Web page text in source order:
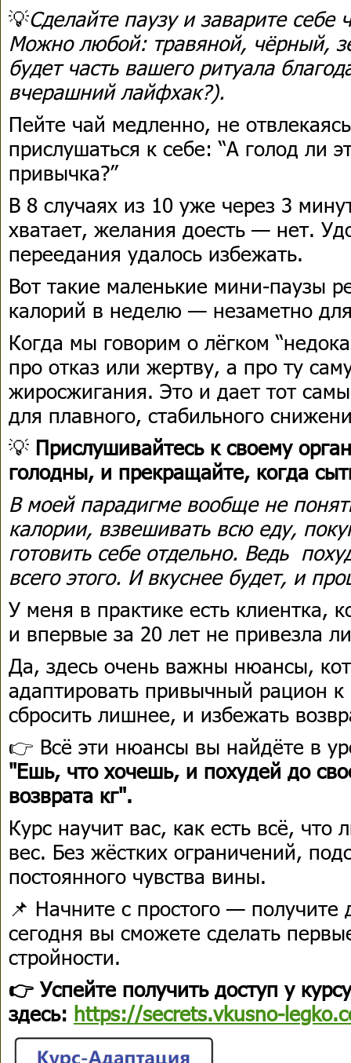
💡Сделайте паузу и заварите себе
Можно любой: травяной, чёрный,
будет часть вашего ритуала
вчерашний лайфхак?).
Пейте чай медленно, не
прислушаться к себе: “А голод ли
привычка?”
В 8 случаях из 10 уже через 3
хватает, желания доесть — нет.
переедания удалось избежать.
Вот такие маленькие мини-паузы
калорий в неделю — незаметно
Когда мы говорим о лёгком
про отказ или жертву, а про ту
жиросжигания. Это и дает тот
для плавного, стабильного
💡 Прислушивайтесь к своему
голодны, и прекращайте, когда
В моей парадигме вообще не
калории, взвешивать всю еду,
готовить себе отдельно. Ведь
всего этого. И вкуснее будет, и
У меня в практике есть клиентка,
и впервые за 20 лет не привезла
Да, здесь очень важны нюансы,
адаптировать привычный рацион
сбросить лишнее, и избежать
👉 Всё эти нюансы вы найдёте в
"Ешь, что хочешь, и похудей до
возврата кг".
Курс научит вас, как есть всё, что
вес. Без жёстких ограничений,
постоянного чувства вины.
📌 Начните с простого — получите
сегодня вы сможете сделать
стройности.
👉 Успейте получить доступ у курсу
здесь: https://secrets.vkusno-